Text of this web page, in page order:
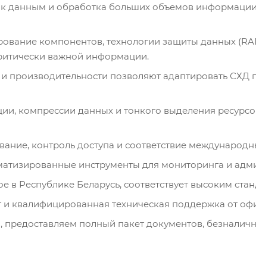
к данным и обработка больших объемов
компонентов, технологии защиты данных
важной информации.
производительности позволяют адаптировать СХД
компрессии данных и тонкого выделения
контроль доступа и соответствие
инструменты для мониторинга и
Республике Беларусь, соответствует высоким
и квалифицированная техническая поддержка от
полный пакет документов,